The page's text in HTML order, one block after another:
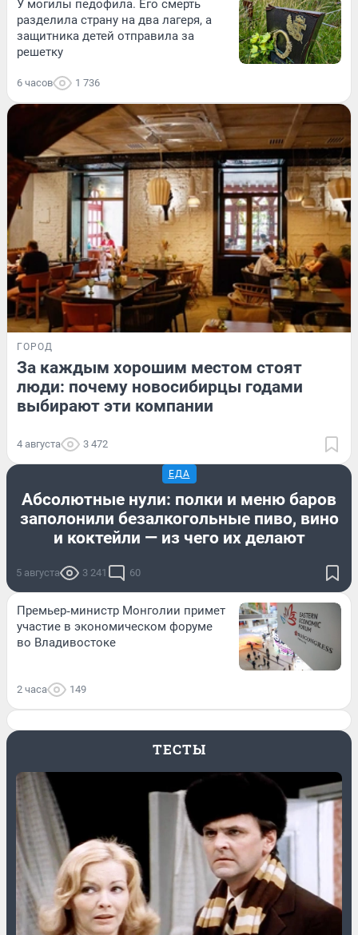
У могилы педофила. Его смерть
разделила страну на два лагеря, а
защитника детей отправила за
решетку
6 часов 1 736
ГОРОД
За каждым хорошим местом стоят
люди: почему новосибирцы годами
выбирают эти компании
4 августа 3 472
ЕДА
Абсолютные нули: полки и меню баров
заполонили безалкогольные пиво, вино
и коктейли — из чего их делают
5 августа 3 241 60
Премьер‑министр Монголии примет
участие в экономическом форуме
во Владивостоке
2 часа 149
ТЕСТЫ